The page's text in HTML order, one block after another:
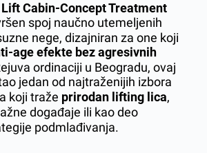
Cabin-Concept Treatment
spoj naučno utemeljenih
nege, dizajniran za one koji
age efekte bez agresivnih
ordinaciji u Beogradu, ovaj
jedan od najtraženijih izbora
koji traže prirodan lifting lica,
događaje ili kao deo
podmlađivanja.